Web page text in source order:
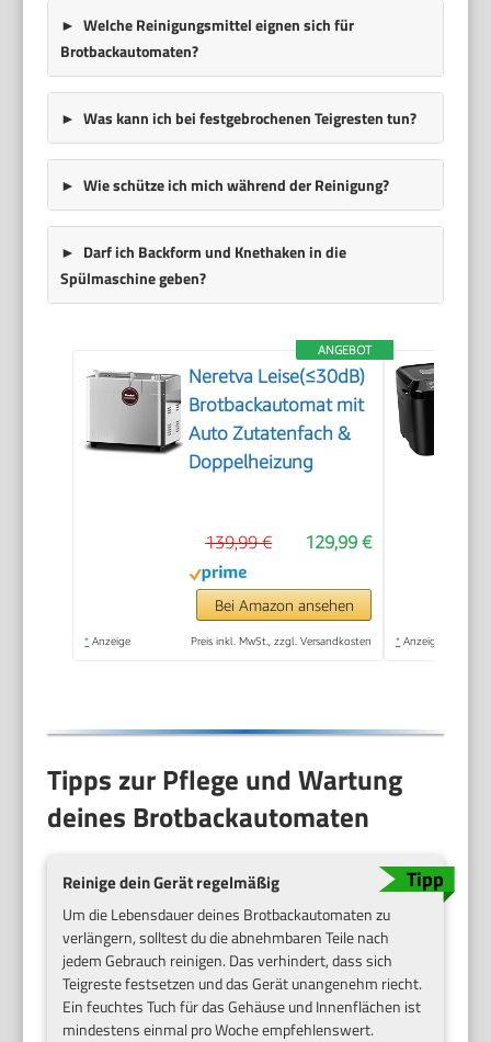
Welche Reinigungsmittel eignen sich für
Brotbackautomaten?
Was kann ich bei festgebrochenen Teigresten tun?
Wie schütze ich mich während der Reinigung?
Darf ich Backform und Knethaken in die
Spülmaschine geben?
ANGEBOT
Neretva Leise(≤30dB)
Brotbackautomat mit
Auto Zutatenfach &
Doppelheizung
129,99 €
139,99 €
Bei Amazon ansehen
* Anzeige Preis inkl. MwSt., zzgl. Versandkosten * Anzeige
Tipps zur Pflege und Wartung
deines Brotbackautomaten
Reinige dein Gerät regelmäßig
Um die Lebensdauer deines Brotbackautomaten zu
verlängern, solltest du die abnehmbaren Teile nach
jedem Gebrauch reinigen. Das verhindert, dass sich
Teigreste festsetzen und das Gerät unangenehm riecht.
Ein feuchtes Tuch für das Gehäuse und Innenflächen ist
mindestens einmal pro Woche empfehlenswert.